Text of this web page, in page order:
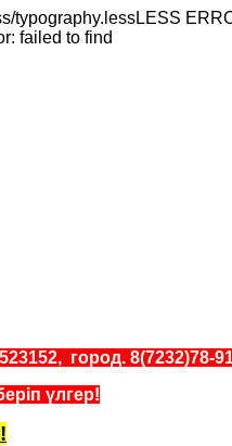
typography.lessLESS
failed to find
город. 8(7232)78-
үлгер!